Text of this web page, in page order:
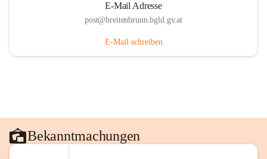
E-Mail Adresse
post@breitenbrunn.bgld.gv.at
E-Mail schreiben
Bekanntmachungen